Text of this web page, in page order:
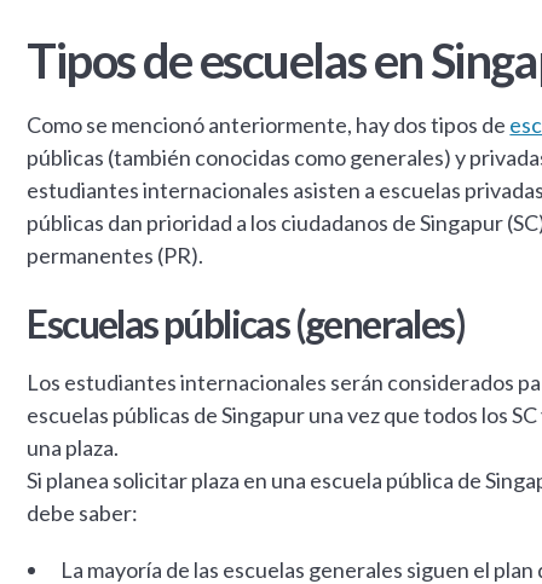
Tipos de escuelas en
Como se mencionó anteriormente, hay dos tipos de
públicas (también conocidas como generales) y
estudiantes internacionales asisten a escuelas
públicas dan prioridad a los ciudadanos de Singapur
permanentes (PR).
Escuelas públicas (generales)
Los estudiantes internacionales serán considerados
escuelas públicas de Singapur una vez que todos los
una plaza.
Si planea solicitar plaza en una escuela pública de
debe saber:
La mayoría de las escuelas generales siguen el